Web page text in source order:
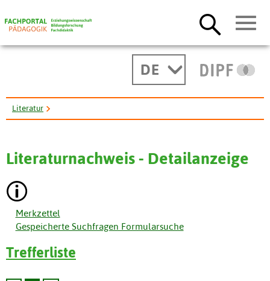
DE
Literatur
Literaturnachweis - Detailanzeige
Merkzettel
Gespeicherte Suchfragen Formularsuche
Trefferliste